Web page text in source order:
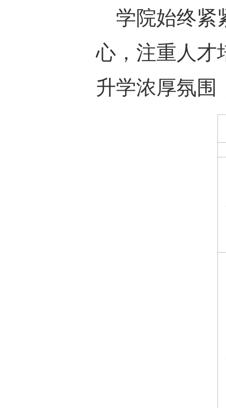
学院始终紧
心，注重人才
升学浓厚氛围